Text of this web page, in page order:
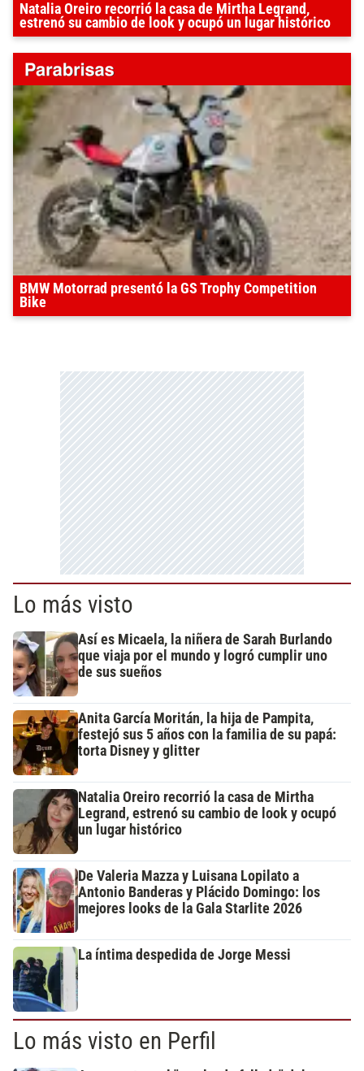
Natalia Oreiro recorrió la casa de Mirtha Legrand,
estrenó su cambio de look y ocupó un lugar histórico
BMW Motorrad presentó la GS Trophy Competition
Bike
Lo más visto
Así es Micaela, la niñera de Sarah Burlando
que viaja por el mundo y logró cumplir uno
de sus sueños
Anita García Moritán, la hija de Pampita,
festejó sus 5 años con la familia de su papá:
torta Disney y glitter
Natalia Oreiro recorrió la casa de Mirtha
Legrand, estrenó su cambio de look y ocupó
un lugar histórico
De Valeria Mazza y Luisana Lopilato a
Antonio Banderas y Plácido Domingo: los
mejores looks de la Gala Starlite 2026
La íntima despedida de Jorge Messi
Lo más visto en Perfil